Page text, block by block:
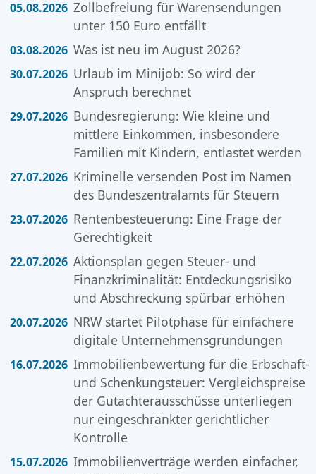
05.08.2026 Zollbefreiung für Warensendungen
unter 150 Euro entfällt
03.08.2026 Was ist neu im August 2026?
30.07.2026 Urlaub im Minijob: So wird der
Anspruch berechnet
29.07.2026 Bundesregierung: Wie kleine und
mittlere Einkommen, insbesondere
Familien mit Kindern, entlastet werden
27.07.2026 Kriminelle versenden Post im Namen
des Bundeszentralamts für Steuern
23.07.2026 Rentenbesteuerung: Eine Frage der
Gerechtigkeit
22.07.2026 Aktionsplan gegen Steuer- und
Finanzkriminalität: Entdeckungsrisiko
und Abschreckung spürbar erhöhen
20.07.2026 NRW startet Pilotphase für einfachere
digitale Unternehmensgründungen
16.07.2026 Immobilienbewertung für die Erbschaft-
und Schenkungsteuer: Vergleichspreise
der Gutachterausschüsse unterliegen
nur eingeschränkter gerichtlicher
Kontrolle
15.07.2026 Immobilienverträge werden einfacher,